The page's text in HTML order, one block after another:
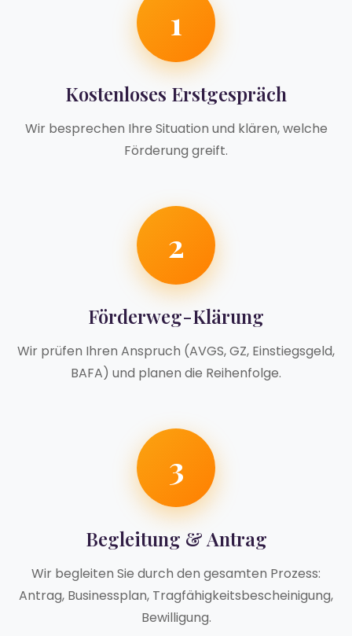
1
Kostenloses Erstgespräch
Wir besprechen Ihre Situation und klären, welche
Förderung greift.
2
Förderweg-Klärung
Wir prüfen Ihren Anspruch (AVGS, GZ, Einstiegsgeld,
BAFA) und planen die Reihenfolge.
3
Begleitung & Antrag
Wir begleiten Sie durch den gesamten Prozess:
Antrag, Businessplan, Tragfähigkeitsbescheinigung,
Bewilligung.